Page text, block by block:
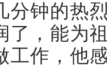
分钟的热
了，能为
工作，他